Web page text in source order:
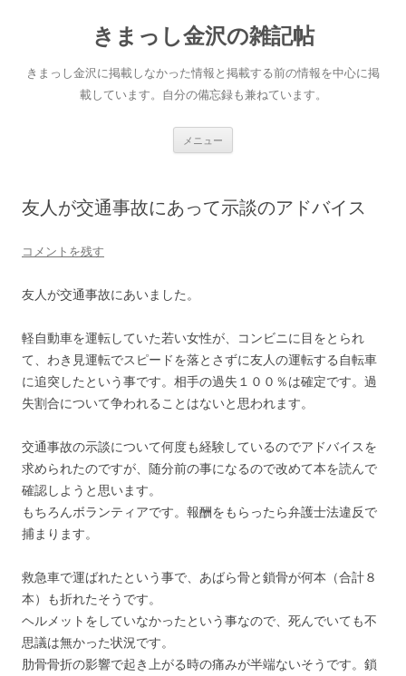
きまっし金沢の雑記帖
きまっし金沢に掲載しなかった情報と掲載する前の情報を中心に掲
載しています。自分の備忘録も兼ねています。
メニュー
へ
ス
キ
友人が交通事故にあって示談のアドバイス
コメントを残す
友人が交通事故にあいました。
軽自動車を運転していた若い女性が、コンビニに目をとられ
て、わき見運転でスピードを落とさずに友人の運転する自転車
に追突したという事です。相手の過失１００％は確定です。過
失割合について争われることはないと思われます。
交通事故の示談について何度も経験しているのでアドバイスを
求められたのですが、随分前の事になるので改めて本を読んで
確認しようと思います。
もちろんボランティアです。報酬をもらったら弁護士法違反で
捕まります。
救急車で運ばれたという事で、あばら骨と鎖骨が何本（合計８
本）も折れたそうです。
ヘルメットをしていなかったという事なので、死んでいても不
思議は無かった状況です。
肋骨骨折の影響で起き上がる時の痛みが半端ないそうです。鎖